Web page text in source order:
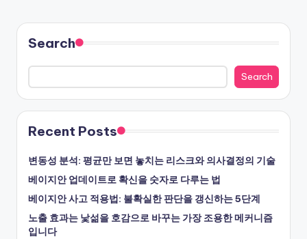
Search
Search
Recent Posts
변동성 분석: 평균만 보면 놓치는 리스크와 의사결정의 기술
베이지안 업데이트로 확신을 숫자로 다루는 법
베이지안 사고 적용법: 불확실한 판단을 갱신하는 5단계
노출 효과는 낯섦을 호감으로 바꾸는 가장 조용한 메커니즘
입니다